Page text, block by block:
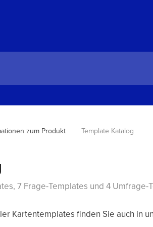
zum Produkt Template Katalog
7 Frage-Templates und 4 Umfrage-
Kartentemplates finden Sie auch in